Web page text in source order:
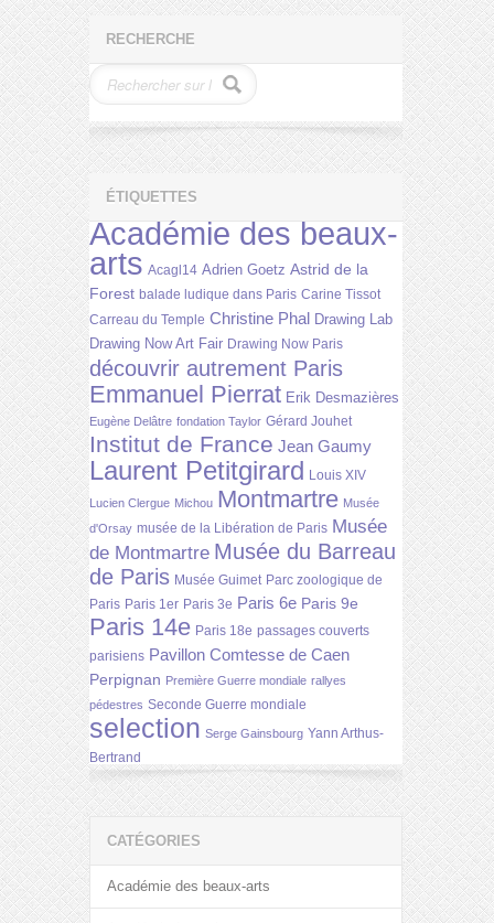
RECHERCHE
ÉTIQUETTES
Académie des beaux-
arts Acagl14 Adrien Goetz Astrid de la
Forest balade ludique dans Paris Carine Tissot
Carreau du Temple Christine Phal Drawing Lab
Drawing Now Art Fair Drawing Now Paris
découvrir autrement Paris
Emmanuel Pierrat Erik Desmazières
Eugène Delâtre fondation Taylor Gérard Jouhet
Institut de France Jean Gaumy
Laurent Petitgirard Louis XIV
Lucien Clergue Michou Montmartre Musée
d'Orsay musée de la Libération de Paris Musée
de Montmartre Musée du Barreau
de Paris Musée Guimet Parc zoologique de
Paris Paris 1er Paris 3e Paris 6e Paris 9e
Paris 14e Paris 18e passages couverts
parisiens Pavillon Comtesse de Caen
Perpignan Première Guerre mondiale rallyes
pédestres Seconde Guerre mondiale
selection Serge Gainsbourg Yann Arthus-
Bertrand
CATÉGORIES
Académie des beaux-arts